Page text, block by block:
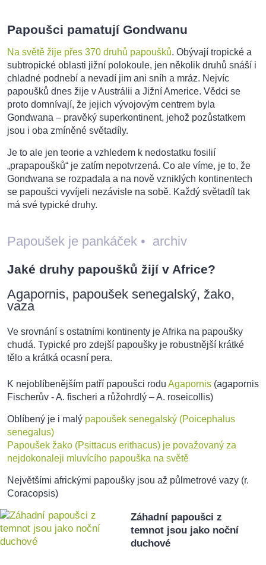
Papoušci pamatují Gondwanu
Na světě žije přes 370 druhů papoušků. Obývají tropické a
subtropické oblasti jižní polokoule, jen několik druhů snáší i
chladné podnebí a nevadí jim ani sníh a mráz. Nejvíc
papoušků dnes žije v Austrálii a Jižní Americe. Vědci se
proto domnívají, že jejich vývojovým centrem byla
Gondwana – pravěký superkontinent, jehož pozůstatkem
jsou i oba zmíněné světadíly.
Je to ale jen teorie a vzhledem k nedostatku fosilií
„prapapoušků“ je zatím nepotvrzená. Co ale víme, je to, že
Gondwana se rozpadala a na nově vzniklých kontinentech
se papoušci vyvíjeli nezávisle na sobě. Každý světadíl tak
má své typické druhy.
Papoušek je pankáček • archiv
Jaké druhy papoušků žijí v Africe?
Agapornis, papoušek senegalský, žako,
vaza
Ve srovnání s ostatními kontinenty je Afrika na papoušky
chudá. Typické pro zdejší papoušky je robustnější krátké
tělo a krátká ocasní pera.
K nejoblíbenějším patří papoušci rodu Agapornis (agapornis
Fischerův - A. fischeri a růžohrdlý – A. roseicollis)
Oblíbený je i malý papoušek senegalský (Poicephalus
senegalus)
Papoušek žako (Psittacus erithacus) je považovaný za
nejdokonaleji mluvícího papouška na světě
Největšími africkými papoušky jsou až půlmetrové vazy (r.
Coracopsis)
Záhadní papoušci z
temnot jsou jako noční
duchové